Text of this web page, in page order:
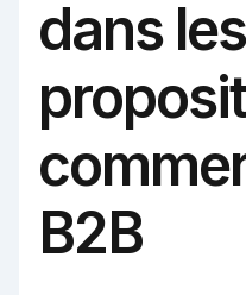
dans les
B2B